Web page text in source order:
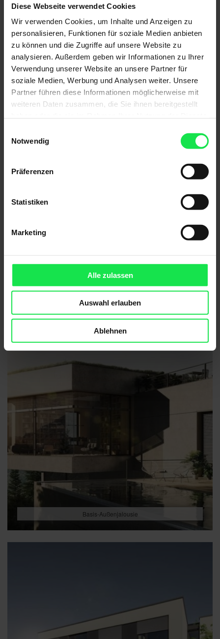
Diese Webseite verwendet Cookies
Wir verwenden Cookies, um Inhalte und Anzeigen zu
personalisieren, Funktionen für soziale Medien anbieten
zu können und die Zugriffe auf unsere Website zu
analysieren. Außerdem geben wir Informationen zu Ihrer
Verwendung unserer Website an unsere Partner für
soziale Medien, Werbung und Analysen weiter. Unsere
Partner führen diese Informationen möglicherweise mit
weiteren Daten zusammen, die Sie ihnen bereitgestellt
Notwendig
Präferenzen
Statistiken
Marketing
Alle zulassen
Auswahl erlauben
Ablehnen
Farben
Weitere Informationen
Das könnte Sie auch interessieren
Basis-Außenjalousie